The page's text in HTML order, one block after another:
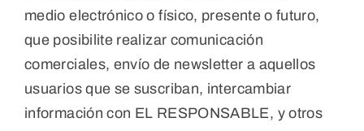
medio electrónico o físico, presente o futuro,
que posibilite realizar comunicación
comerciales, envío de newsletter a aquellos
usuarios que se suscriban, intercambiar
información con EL RESPONSABLE, y otros